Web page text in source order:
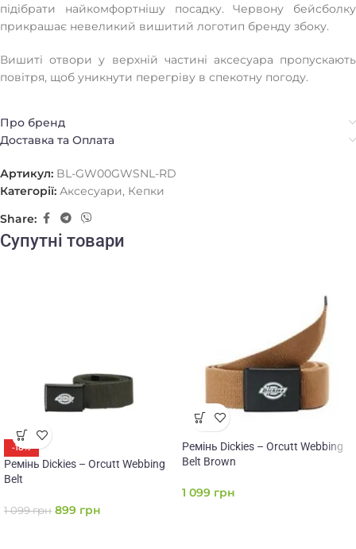
підібрати найкомфортнішу посадку. Червону бейсболку
прикрашає невеликий вишитий логотип бренду збоку.
Вишиті отвори у верхній частині аксесуара пропускають
повітря, щоб уникнути перегріву в спекотну погоду.
Про бренд
Доставка та Оплата
Артикул: BL-GW00GWSNL-RD
Категорії: Аксесуари, Кепки
Share:
Супутні товари
-18%
Ремінь Dickies – Orcutt Webbing
Belt
1 099грн 899 грн
Ремінь Dickies – Orcutt Webbing
Belt Brown
1 099 грн